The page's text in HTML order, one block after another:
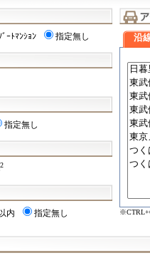
ﾞｰﾄﾏﾝｼｮﾝ 指定無し
指定無し
2
内 指定無し
沿